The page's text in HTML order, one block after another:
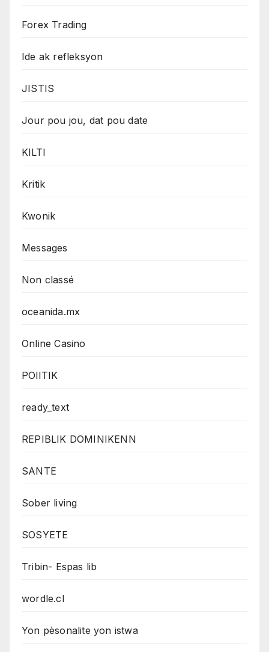
Forex Trading
Ide ak refleksyon
JISTIS
Jour pou jou, dat pou date
KILTI
Kritik
Kwonik
Messages
Non classé
oceanida.mx
Online Casino
POlITIK
ready_text
REPIBLIK DOMINIKENN
SANTE
Sober living
SOSYETE
Tribin- Espas lib
wordle.cl
Yon pèsonalite yon istwa